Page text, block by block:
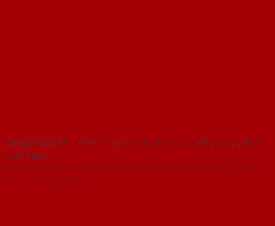
SaigonDoor™ - Hệ thống Showroom cửa thép hàng đầu
Việt Nam
Copyright ⓒ 2016 – 2026 SaigonDoor™ - www.bancuathep.com | Đơn vị
chủ quản SaigonDoor